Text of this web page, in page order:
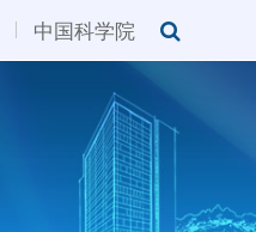
中国科学院